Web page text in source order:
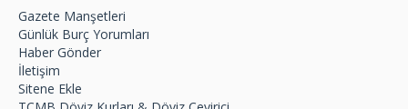
Gazete Manşetleri
Günlük Burç Yorumları
Haber Gönder
İletişim
Sitene Ekle